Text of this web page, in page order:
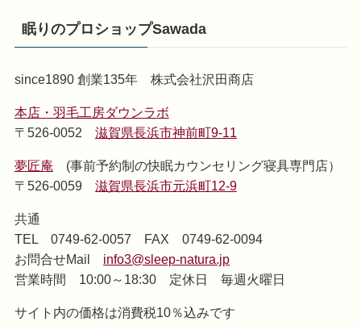
眠りのプロショップSawada
since1890 創業135年 株式会社沢田商店
本店・羽毛工房ダウンラボ
〒526-0052 滋賀県長浜市神前町9-11
夢匠庵 (事前予約制の快眠カウンセリング寝具専門店）
〒526-0059 滋賀県長浜市元浜町12-9
共通
TEL 0749-62-0057 FAX 0749-62-0094
お問合せMail info3@sleep-natura.jp
営業時間 10:00～18:30 定休日 毎週火曜日
サイト内の価格は消費税10％込みです